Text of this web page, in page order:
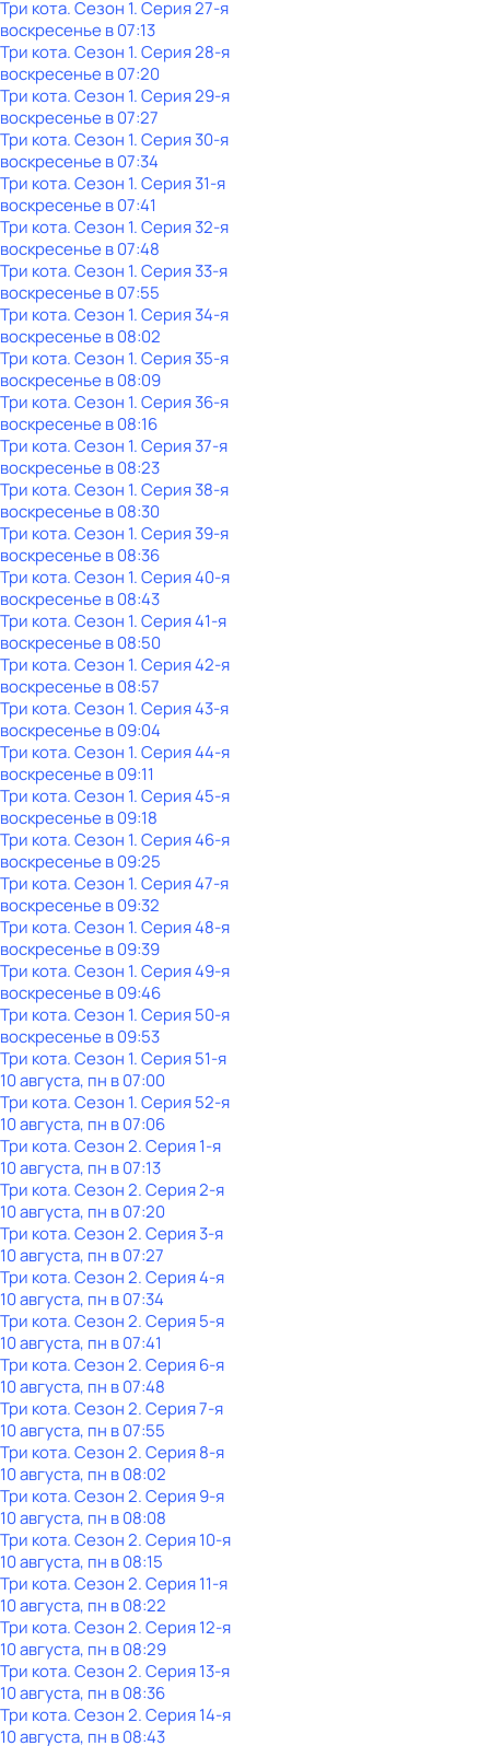
Три кота. Сезон 1. Серия 27-я
воскресенье в07:13
Три кота. Сезон 1. Серия 28-я
воскресенье в07:20
Три кота. Сезон 1. Серия 29-я
воскресенье в07:27
Три кота. Сезон 1. Серия 30-я
воскресенье в07:34
Три кота. Сезон 1. Серия 31-я
воскресенье в07:41
Три кота. Сезон 1. Серия 32-я
воскресенье в07:48
Три кота. Сезон 1. Серия 33-я
воскресенье в07:55
Три кота. Сезон 1. Серия 34-я
воскресенье в08:02
Три кота. Сезон 1. Серия 35-я
воскресенье в08:09
Три кота. Сезон 1. Серия 36-я
воскресенье в08:16
Три кота. Сезон 1. Серия 37-я
воскресенье в08:23
Три кота. Сезон 1. Серия 38-я
воскресенье в08:30
Три кота. Сезон 1. Серия 39-я
воскресенье в08:36
Три кота. Сезон 1. Серия 40-я
воскресенье в08:43
Три кота. Сезон 1. Серия 41-я
воскресенье в08:50
Три кота. Сезон 1. Серия 42-я
воскресенье в08:57
Три кота. Сезон 1. Серия 43-я
воскресенье в09:04
Три кота. Сезон 1. Серия 44-я
воскресенье в09:11
Три кота. Сезон 1. Серия 45-я
воскресенье в09:18
Три кота. Сезон 1. Серия 46-я
воскресенье в09:25
Три кота. Сезон 1. Серия 47-я
воскресенье в09:32
Три кота. Сезон 1. Серия 48-я
воскресенье в09:39
Три кота. Сезон 1. Серия 49-я
воскресенье в09:46
Три кота. Сезон 1. Серия 50-я
воскресенье в09:53
Три кота. Сезон 1. Серия 51-я
10 августа, пн в 07:00
Три кота. Сезон 1. Серия 52-я
10 августа, пн в 07:06
Три кота. Сезон 2. Серия 1-я
10 августа, пн в 07:13
Три кота. Сезон 2. Серия 2-я
10 августа, пн в 07:20
Три кота. Сезон 2. Серия 3-я
10 августа, пн в 07:27
Три кота. Сезон 2. Серия 4-я
10 августа, пн в 07:34
Три кота. Сезон 2. Серия 5-я
10 августа, пн в 07:41
Три кота. Сезон 2. Серия 6-я
10 августа, пн в 07:48
Три кота. Сезон 2. Серия 7-я
10 августа, пн в 07:55
Три кота. Сезон 2. Серия 8-я
10 августа, пн в 08:02
Три кота. Сезон 2. Серия 9-я
10 августа, пн в 08:08
Три кота. Сезон 2. Серия 10-я
10 августа, пн в 08:15
Три кота. Сезон 2. Серия 11-я
10 августа, пн в 08:22
Три кота. Сезон 2. Серия 12-я
10 августа, пн в 08:29
Три кота. Сезон 2. Серия 13-я
10 августа, пн в 08:36
Три кота. Сезон 2. Серия 14-я
10 августа, пн в 08:43